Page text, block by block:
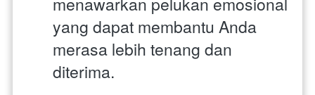
yang dapat membantu Anda
merasa lebih tenang dan
diterima.